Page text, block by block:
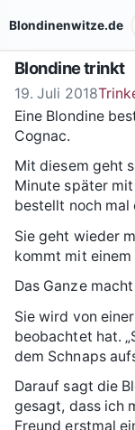
Blondinenwitze.de
Blondine trinkt
19. Juli 2018
Eine Blondine
Cognac.
Mit diesem geht
Minute später
bestellt noch mal
Sie geht wieder
kommt mit einem
Das Ganze
Sie wird von
beobachtet hat.
dem Schnaps
Darauf sagt die
gesagt, dass ich
Freund erstmal